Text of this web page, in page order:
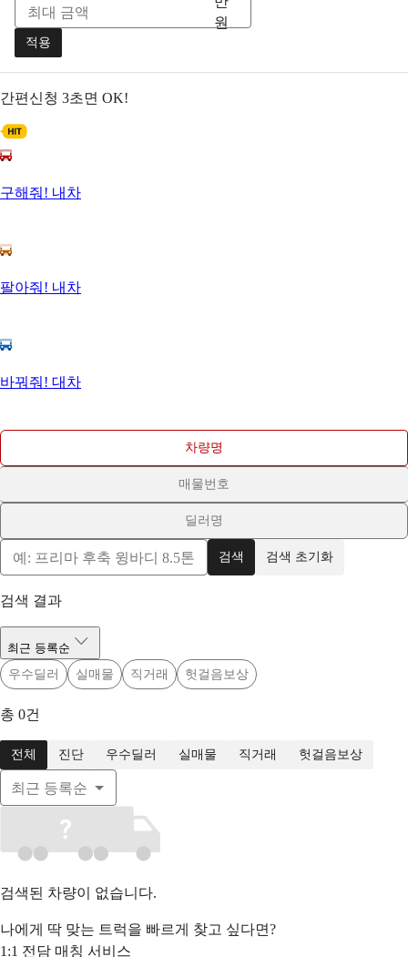
원
적용
간편신청 3초면 OK!
구해줘! 내차
팔아줘! 내차
바꿔줘! 대차
차량명
매물번호
딜러명
검색 검색 초기화
검색 결과
최근 등록순
우수딜러
실매물 직거래 헛걸음보상
총 0건
전체 진단 우수딜러 실매물 직거래 헛걸음보상
최근 등록순
검색된 차량이 없습니다.
나에게 딱 맞는 트럭을 빠르게 찾고 싶다면?
1:1 전담 매칭 서비스